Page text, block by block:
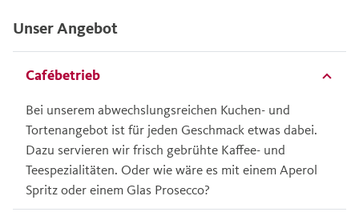
Unser Angebot
Cafébetrieb
Bei unserem abwechslungsreichen Kuchen- und
Tortenangebot ist für jeden Geschmack etwas dabei.
Dazu servieren wir frisch gebrühte Kaffee- und
Teespezialitäten. Oder wie wäre es mit einem Aperol
Spritz oder einem Glas Prosecco?